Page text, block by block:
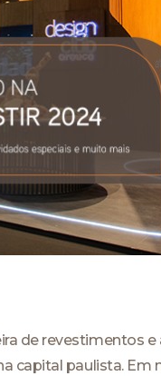
de revestimentos
capital paulista.